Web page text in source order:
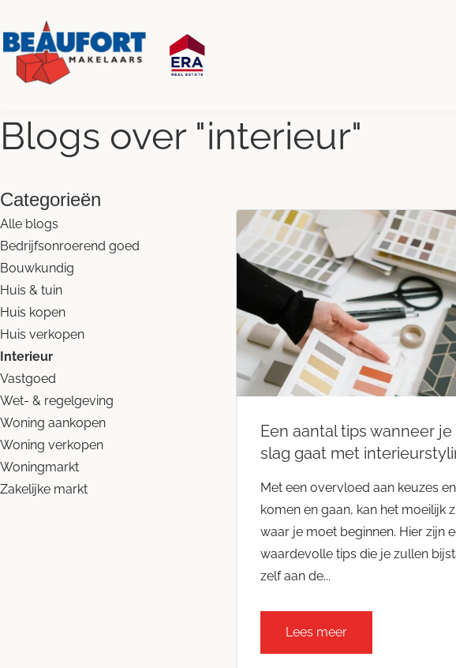
Blogs over "interieur"
Categorieën
Alle blogs
Bedrijfsonroerend goed
Bouwkundig
Huis & tuin
Huis kopen
Huis verkopen
Interieur
Vastgoed
Wet- & regelgeving
Woning aankopen
Woning verkopen
Woningmarkt
Zakelijke markt
Een aantal tips wanneer
slag gaat met
Met een overvloed aan keuzes
komen en gaan, kan het moeilijk
waar je moet beginnen. Hier zijn
waardevolle tips die je zullen
zelf aan de...
Lees meer